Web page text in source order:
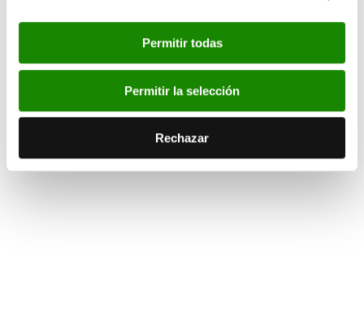
Permitir todas
Permitir la selección
Rechazar
Fotos
Por favor, acepta las cookies deestadísticas, marketing
para ver este elemento.